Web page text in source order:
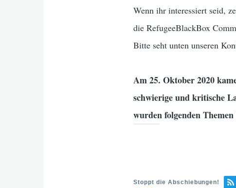
Wenn ihr interessiert seid,
die RefugeeBlackBox
Bitte seht unten unseren
Am 25. Oktober 2020
schwierige und kritische
wurden folgenden
Stoppt die Abschiebungen!